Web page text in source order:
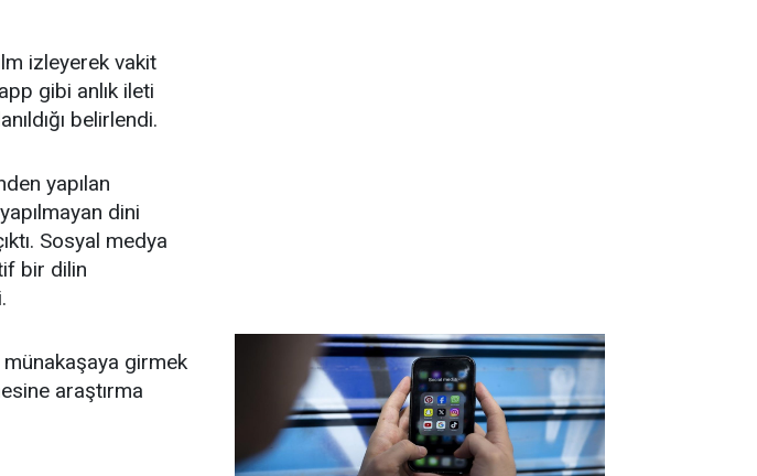
izleyerek vakit
gibi anlık ileti
belirlendi.
yapılan
dini
Sosyal medya
bir dilin
girmek
araştırma